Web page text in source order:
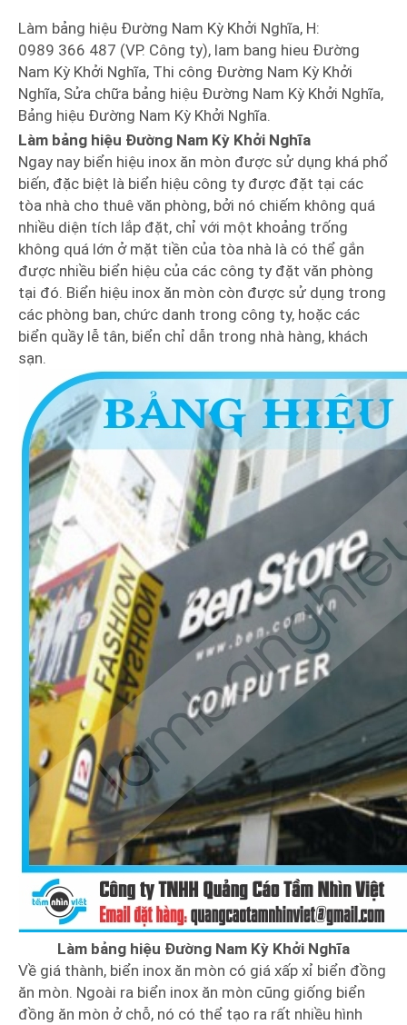
Làm bảng hiệu Đường Nam Kỳ Khởi Nghĩa, H:
0989 366 487 (VP. Công ty), lam bang hieu Đường
Nam Kỳ Khởi Nghĩa, Thi công Đường Nam Kỳ Khởi
Nghĩa, Sửa chữa bảng hiệu Đường Nam Kỳ Khởi Nghĩa,
Bảng hiệu Đường Nam Kỳ Khởi Nghĩa.
Làm bảng hiệu Đường Nam Kỳ Khởi Nghĩa
Ngay nay biển hiệu inox ăn mòn được sử dụng khá phổ
biến, đặc biệt là biển hiệu công ty được đặt tại các
tòa nhà cho thuê văn phòng, bởi nó chiếm không quá
nhiều diện tích lắp đặt, chỉ với một khoảng trống
không quá lớn ở mặt tiền của tòa nhà là có thể gắn
được nhiều biển hiệu của các công ty đặt văn phòng
tại đó. Biển hiệu inox ăn mòn còn được sử dụng trong
các phòng ban, chức danh trong công ty, hoặc các
biển quầy lễ tân, biển chỉ dẫn trong nhà hàng, khách
sạn.
Làm bảng hiệu Đường Nam Kỳ Khởi Nghĩa
Về giá thành, biển inox ăn mòn có giá xấp xỉ biển đồng
ăn mòn. Ngoài ra biển inox ăn mòn cũng giống biển
đồng ăn mòn ở chỗ, nó có thể tạo ra rất nhiều hình